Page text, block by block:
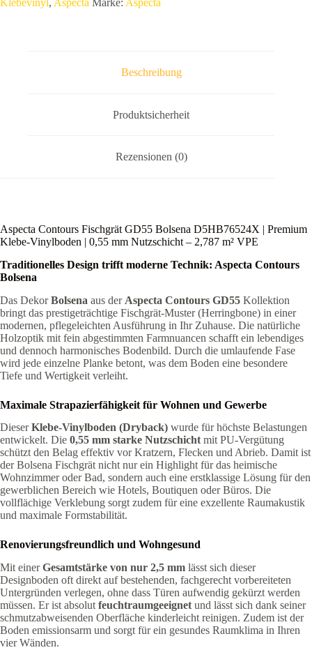
Vinylboden
Klebevinyl , Aspecta Marke: Aspecta
Beschreibung
Produktsicherheit
Rezensionen (0)
Aspecta Contours Fischgrät GD55 Bolsena D5HB76524X | Premium
Klebe-Vinylboden | 0,55 mm Nutzschicht – 2,787 m² VPE
Traditionelles Design trifft moderne Technik: Aspecta Contours
Bolsena
Das DekorBolsena aus der Aspecta Contours GD55 Kollektion
bringt das prestigeträchtige Fischgrät-Muster (Herringbone) in einer
modernen, pflegeleichten Ausführung in Ihr Zuhause. Die natürliche
Holzoptik mit fein abgestimmten Farmnuancen schafft ein lebendiges
und dennoch harmonisches Bodenbild. Durch die umlaufende Fase
wird jede einzelne Planke betont, was dem Boden eine besondere
Tiefe und Wertigkeit verleiht.
Maximale Strapazierfähigkeit für Wohnen und Gewerbe
DieserKlebe-Vinylboden (Dryback) wurde für höchste Belastungen
entwickelt. Die 0,55 mm starke Nutzschicht mit PU-Vergütung
schützt den Belag effektiv vor Kratzern, Flecken und Abrieb. Damit ist
der Bolsena Fischgrät nicht nur ein Highlight für das heimische
Wohnzimmer oder Bad, sondern auch eine erstklassige Lösung für den
gewerblichen Bereich wie Hotels, Boutiquen oder Büros. Die
vollflächige Verklebung sorgt zudem für eine exzellente Raumakustik
und maximale Formstabilität.
Renovierungsfreundlich und Wohngesund
Mit einerGesamtstärke von nur 2,5 mm lässt sich dieser
Designboden oft direkt auf bestehenden, fachgerecht vorbereiteten
Untergründen verlegen, ohne dass Türen aufwendig gekürzt werden
müssen. Er ist absolut feuchtraumgeeignet und lässt sich dank seiner
schmutzabweisenden Oberfläche kinderleicht reinigen. Zudem ist der
Boden emissionsarm und sorgt für ein gesundes Raumklima in Ihren
vier Wänden.